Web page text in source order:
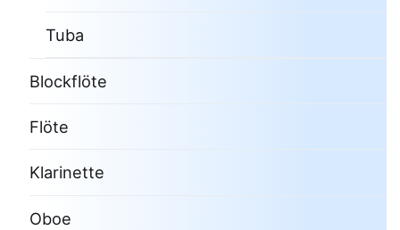
Tuba
Blockflöte
Flöte
Klarinette
Oboe